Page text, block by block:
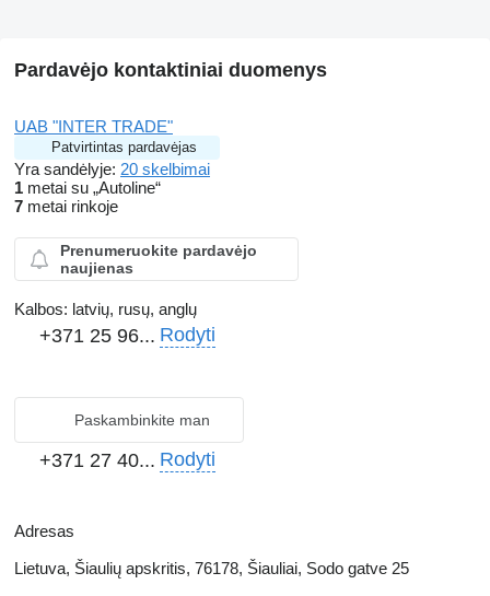
Pardavėjo kontaktiniai duomenys
UAB "INTER TRADE"
Patvirtintas pardavėjas
Yra sandėlyje: 20 skelbimai
1 metai su „Autoline“
7 metai rinkoje
Prenumeruokite pardavėjo
naujienas
Kalbos: latvių, rusų, anglų
+371 25 96... Rodyti
Paskambinkite man
+371 27 40... Rodyti
Adresas
Lietuva, Šiaulių apskritis, 76178, Šiauliai, Sodo gatve 25